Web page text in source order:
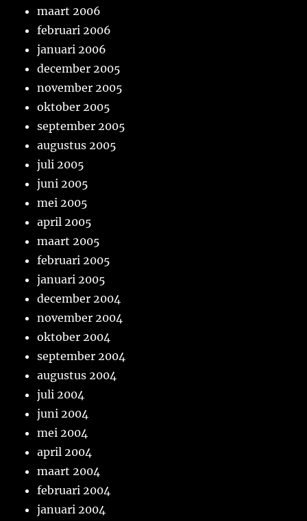
maart 2006
februari 2006
januari 2006
december 2005
november 2005
oktober 2005
september 2005
augustus 2005
juli 2005
juni 2005
mei 2005
april 2005
maart 2005
februari 2005
januari 2005
december 2004
november 2004
oktober 2004
september 2004
augustus 2004
juli 2004
juni 2004
mei 2004
april 2004
maart 2004
februari 2004
januari 2004